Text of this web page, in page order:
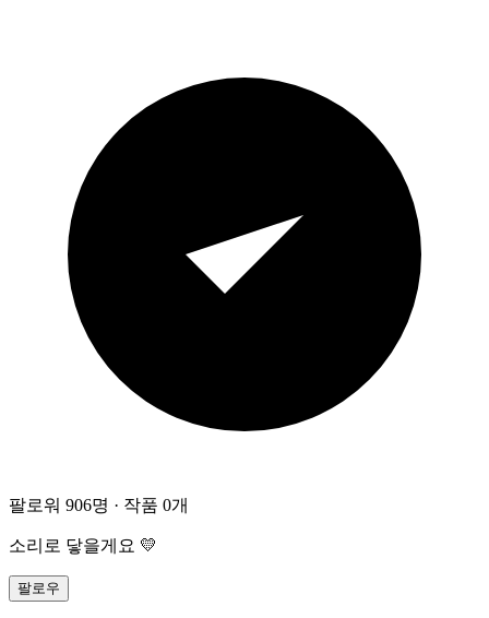
팔로워 906명 · 작품 0개
소리로 닿을게요 💛
팔로우